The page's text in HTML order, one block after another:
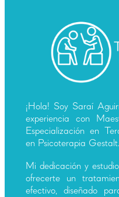
¡Hola! Soy Saraí
experiencia con
Especialización en
en Psicoterapia Gestalt.
Mi dedicación y
ofrecerte un
efectivo, diseñado